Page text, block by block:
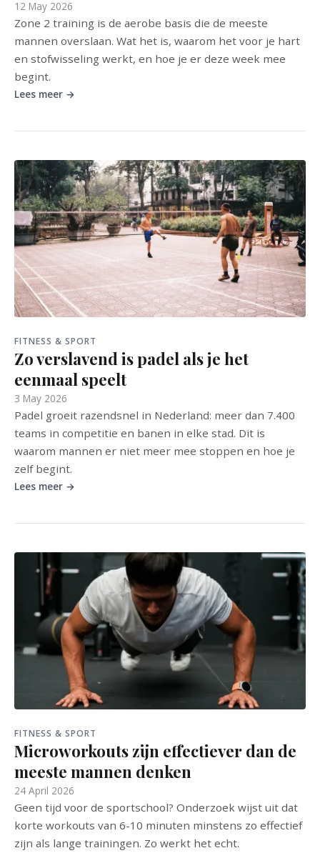
12 May 2026
Zone 2 training is de aerobe basis die de meeste
mannen overslaan. Wat het is, waarom het voor je hart
en stofwisseling werkt, en hoe je er deze week mee
begint.
Lees meer →
FITNESS & SPORT
Zo verslavend is padel als je het
eenmaal speelt
3 May 2026
Padel groeit razendsnel in Nederland: meer dan 7.400
teams in competitie en banen in elke stad. Dit is
waarom mannen er niet meer mee stoppen en hoe je
zelf begint.
Lees meer →
FITNESS & SPORT
Microworkouts zijn effectiever dan de
meeste mannen denken
24 April 2026
Geen tijd voor de sportschool? Onderzoek wijst uit dat
korte workouts van 6-10 minuten minstens zo effectief
zijn als lange trainingen. Zo werkt het echt.